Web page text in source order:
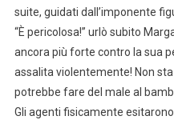
suite, guidati dall’imponente
“È pericolosa!” urlò subito
ancora più forte contro la sua
assalita violentemente! Non
potrebbe fare del male al
Gli agenti fisicamente